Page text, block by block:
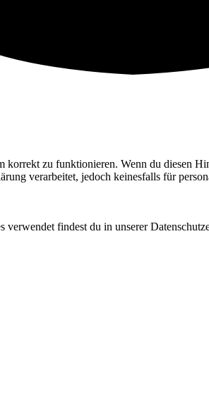
korrekt zu funktionieren. Wenn du diesen
verarbeitet, jedoch keinesfalls für
findest du in unserer